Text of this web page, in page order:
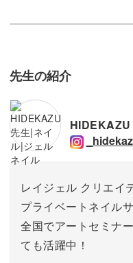
先生の紹介
HIDEKAZU
レイジェル クリエイ
プライベートネイル
全国でアートセミナ
ても活躍中！